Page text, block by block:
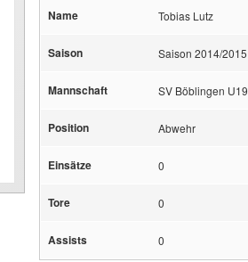
Name Tobias Lutz
Saison Saison 2014/2015
Mannschaft SV Böblingen U19
Position Abwehr
Einsätze 0
Tore 0
Assists 0